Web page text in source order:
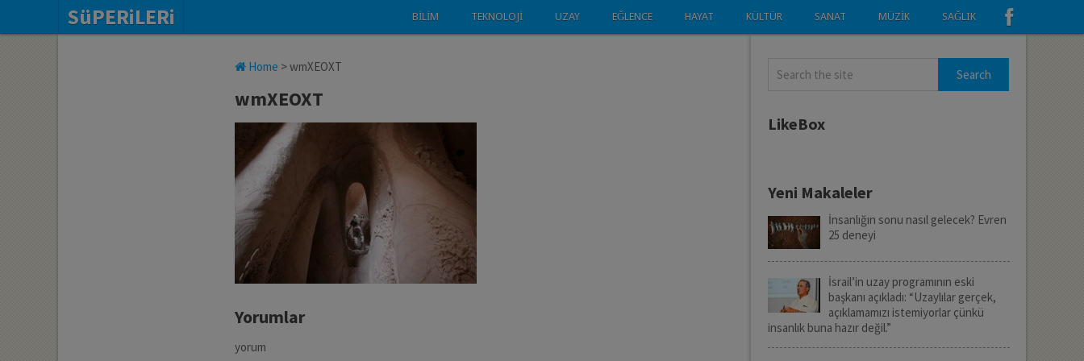
SüPERiLERi BILIM TEKNOLOJI UZAY EĞLENCE HAYAT KÜLTÜR SANAT MÜZIK SAĞLIK
Home >wmXEOXT
wmXEOXT
Yorumlar
yorum
LikeBox
Yeni Makaleler
İnsanlığın sonu nasıl gelecek? Evren
25 deneyi
İsrail’in uzay programının eski
başkanı açıkladı: “Uzaylılar gerçek,
açıklamamızı istemiyorlar çünkü
insanlık buna hazır değil.”